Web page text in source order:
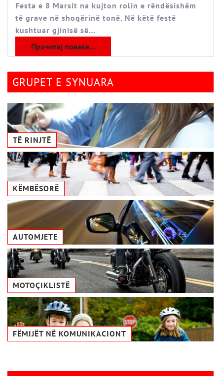
Festa e 8 Marsit na kujton rolin e rëndësishëm
të grave në shoqërinë tonë. Në këtë festë
kushtuar gjinisë së…
Прочитај повеќе...
GRUPET E SYNUARA
TË RINJTË
KËMBËSORË
AUTOMJETE
MOTOÇIKLISTË
FËMIJËT NË KOMUNIKACIONТ